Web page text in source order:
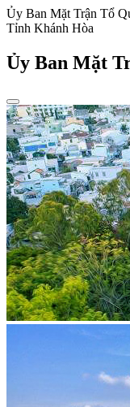
Ủy Ban Mặt Trận Tổ
Tỉnh Khánh Hòa
Ủy Ban Mặt